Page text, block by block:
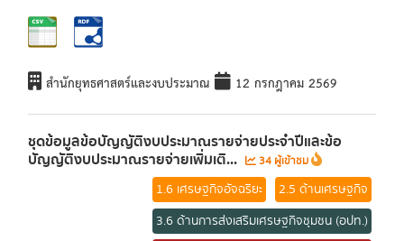
สำนักยุทธศาสตร์และงบประมาณ 12 กรกฎาคม 2569
ชุดข้อมูลข้อบัญญัติงบประมาณรายจ่ายประจำปีและข้อ
บัญญัติงบประมาณรายจ่ายเพิ่มเติ... 34 ผู้เข้าชม
1.6 เศรษฐกิจอัจฉริยะ
2.5 ด้านเศรษฐกิจ
3.6 ด้านการส่งเสริมเศรษฐกิจชุมชน (อปท.)